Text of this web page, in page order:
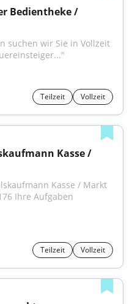
Bedientheke /
suchen wir Sie in Vollzeit
Teilzeit Vollzeit
Kasse /
Kasse / Markt
Ihre Aufgaben
Teilzeit Vollzeit